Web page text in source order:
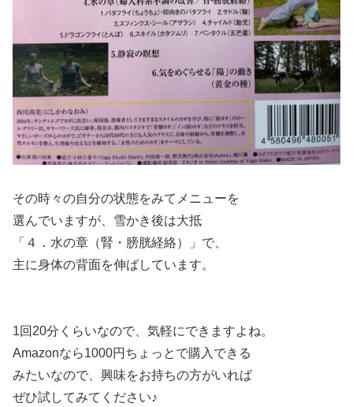
その時々の自分の状態をみてメニューを
選んでいますが、雪かき後は大抵
「４．水の章（腎・膀胱経絡）」で、
主に身体の背面を伸ばしています。
1回20分くらいなので、気軽にできますよね。
Amazonなら1000円ちょっとで購入できる
みたいなので、興味をお持ちの方がいれば
ぜひ試してみてください♪